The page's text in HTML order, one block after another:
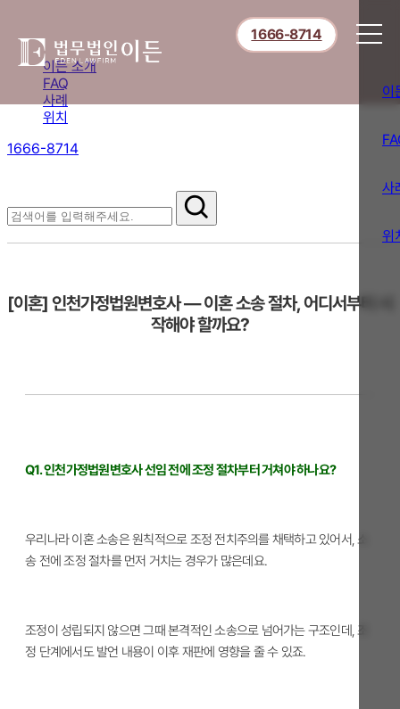
이든 소개
FAQ
사례
위치
1666-8714
1666-8714
이
사
위
[이혼] 인천가정법원변호사 — 이혼 소송 절차, 어디서부터 시
작해야 할까요?
Q1. 인천가정법원변호사 선임 전에 조정 절차부터 거쳐야 하나요?
우리나라 이혼 소송은 원칙적으로 조정 전치주의를 채택하고 있어서, 소
송 전에 조정 절차를 먼저 거치는 경우가 많은데요.
조정이 성립되지 않으면 그때 본격적인 소송으로 넘어가는 구조인데, 조
정 단계에서도 발언 내용이 이후 재판에 영향을 줄 수 있죠.